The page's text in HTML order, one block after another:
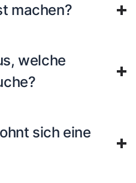
machen?
welche
sich eine